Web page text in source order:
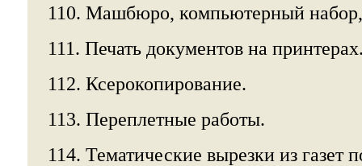
110. Машбюро, компьютерный
111. Печать документов на
112. Ксерокопирование.
113. Переплетные работы.
114. Тематические вырезки из газет